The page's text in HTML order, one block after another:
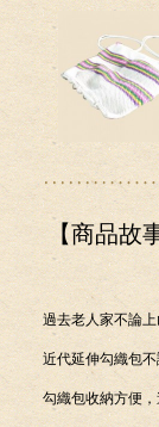
【商品故
過去老人家不論
近代延伸勾織包
勾織包收納方便